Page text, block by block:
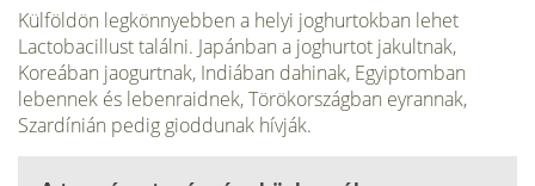
Külföldön legkönnyebben a helyi joghurtokban lehet
Lactobacillust talál­ni. Japánban a joghurtot jakultnak,
Koreában jaogurtnak, Indiában dahinak, Egyiptomban
lebennek és lebenraidnek, Törökországban eyrannak,
Szardínián pedig gioddunak hívják.